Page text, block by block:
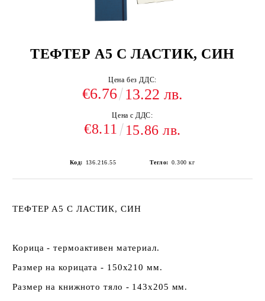
ТЕФТЕР А5 С ЛАСТИК, СИН
Цена без ДДС:
€6.76 13.22 лв.
Цена с ДДС:
€8.11 15.86 лв.
Код: 136.216.55 Тегло: 0.300 кг
ТЕФТЕР А5 С ЛАСТИК, СИН
Корица - термоактивен материал.
Размер на корицата - 150х210 мм.
Размер на книжното тяло - 143х205 мм.